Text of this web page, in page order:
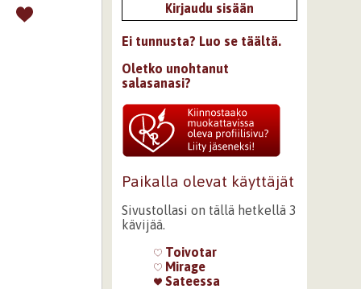
Kirjaudu sisään
Ei tunnusta? Luo se täältä.
Oletko unohtanut
salasanasi?
Paikalla olevat käyttäjät
Sivustollasi on tällä hetkellä 3
kävijää.
Toivotar
Mirage
Sateessa